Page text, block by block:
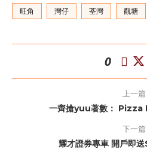
旺角 灣仔 荃灣 觀塘
0
上一篇
一齊搶yuu著數： Pizza
下一篇
耀才證券專車 開戶即